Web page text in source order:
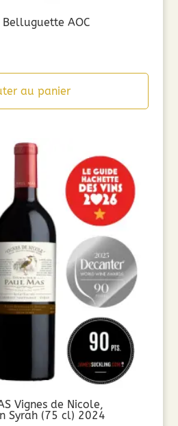
AOC
au panier
Vignes de Nicole,
Syrah (75 cl) 2024